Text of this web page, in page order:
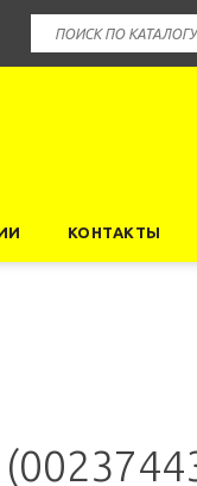
КОНТАКТЫ